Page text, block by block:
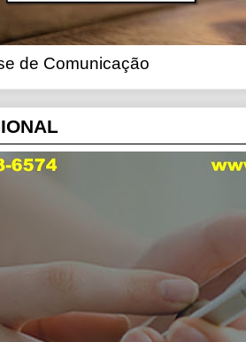
de Comunicação